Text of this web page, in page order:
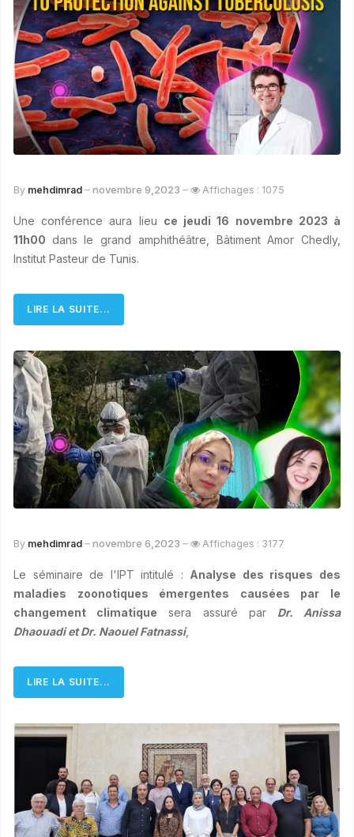
By mehdimrad novembre 9,2023 Affichages : 1075
Une conférence aura lieu ce jeudi 16 novembre 2023 à
11h00 dans le grand amphithéâtre, Bâtiment Amor Chedly,
Institut Pasteur de Tunis.
LIRE LA SUITE...
By mehdimrad novembre 6,2023 Affichages : 3177
Le séminaire de l'IPT intitulé : Analyse des risques des
maladies zoonotiques émergentes causées par le
changement climatique sera assuré par Dr. Anissa
Dhaouadi etDr. Naouel Fatnassi,
LIRE LA SUITE...